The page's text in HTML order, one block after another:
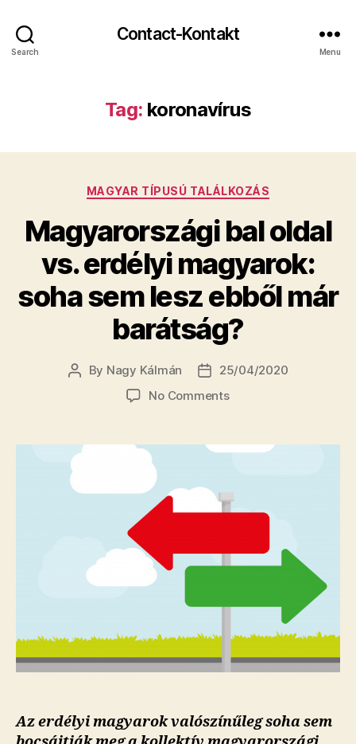
Search
Contact-Kontakt
Menu
Tag: koronavírus
Categories
MAGYAR TÍPUSÚ TALÁLKOZÁS
Magyarországi bal oldal
vs. erdélyi magyarok:
soha sem lesz ebből már
barátság?
Post
By Nagy Kálmán
Post25/04/2020
No Commentson
oldal
magyarok:
soha
lesz
ebből
barátság?
Az erdélyi magyarok valószínűleg soha sem